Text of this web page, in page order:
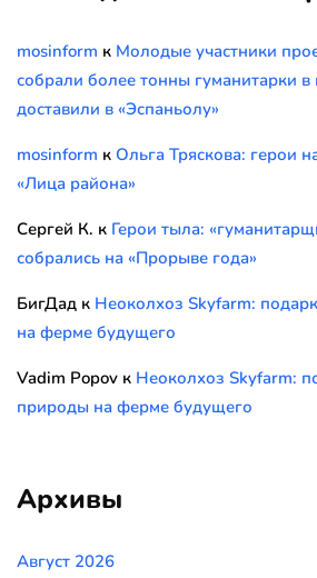
mosinform к Молодые участники
собрали более тонны гуманитарки
доставили в «Эспаньолу»
mosinform к Ольга Тряскова: герои
«Лица района»
Сергей К. к Герои тыла:
собрались на «Прорыве года»
БигДад к Неоколхоз Skyfarm:
на ферме будущего
Vadim Popov к Неоколхоз Skyfarm:
природы на ферме будущего
Архивы
Август 2026